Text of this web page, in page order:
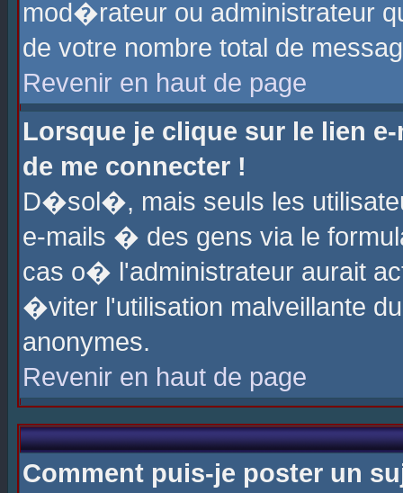
mod�rateur ou administrateur
de votre nombre total de
Revenir en haut de page
Lorsque je clique sur le lien
de me connecter !
D�sol�, mais seuls les
e-mails � des gens via le
cas o� l'administrateur aurait
�viter l'utilisation malveillante
anonymes.
Revenir en haut de page
Comment puis-je poster un